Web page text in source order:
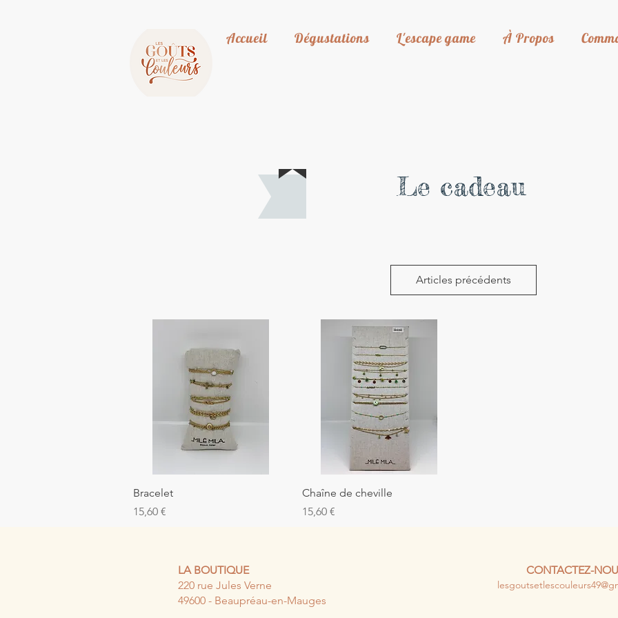
Accueil Dégustations L'escape game À Propos
Le cadeau
Articles précédents
Bracelet
Prix
15,60 €
Aperçu rapide
Chaîne de cheville
Prix
15,60 €
LA BOUTIQUE
220 rue Jules Verne
49600 - Beaupréau-en-Mauges
CONTACTEZ-